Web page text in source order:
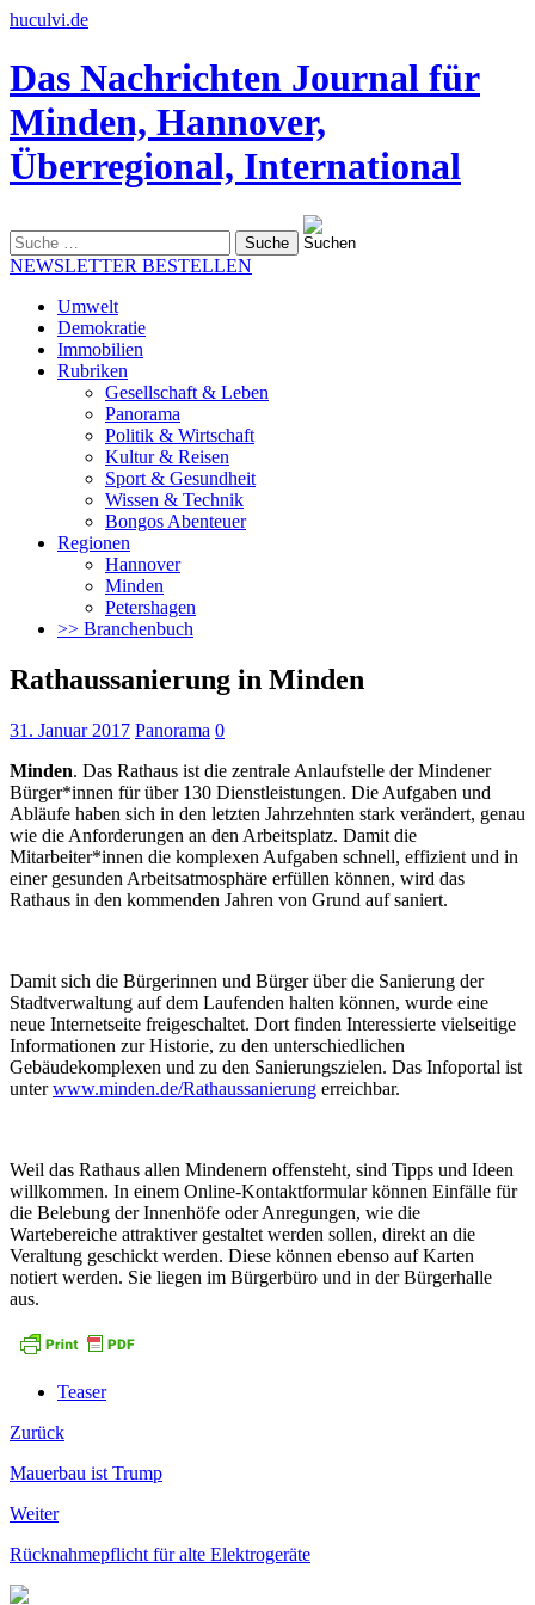
huculvi.de
Das Nachrichten Journal für
Minden, Hannover,
Überregional, International
nach:
NEWSLETTER BESTELLEN
Umwelt
Demokratie
Immobilien
Rubriken
Gesellschaft & Leben
Panorama
Politik & Wirtschaft
Kultur & Reisen
Sport & Gesundheit
Wissen & Technik
Bongos Abenteuer
Regionen
Hannover
Minden
Petershagen
>> Branchenbuch
Rathaussanierung in Minden
31. Januar 2017 Panorama 0
Minden. Das Rathaus ist die zentrale Anlaufstelle der Mindener
Bürger*innen für über 130 Dienstleistungen. Die Aufgaben und
Abläufe haben sich in den letzten Jahrzehnten stark verändert, genau
wie die Anforderungen an den Arbeitsplatz. Damit die
Mitarbeiter*innen die komplexen Aufgaben schnell, effizient und in
einer gesunden Arbeitsatmosphäre erfüllen können, wird das
Rathaus in den kommenden Jahren von Grund auf saniert.
Damit sich die Bürgerinnen und Bürger über die Sanierung der
Stadtverwaltung auf dem Laufenden halten können, wurde eine
neue Internetseite freigeschaltet. Dort finden Interessierte vielseitige
Informationen zur Historie, zu den unterschiedlichen
Gebäudekomplexen und zu den Sanierungszielen. Das Infoportal ist
unterwww.minden.de/Rathaussanierung erreichbar.
Weil das Rathaus allen Mindenern offensteht, sind Tipps und Ideen
willkommen. In einem Online-Kontaktformular können Einfälle für
die Belebung der Innenhöfe oder Anregungen, wie die
Wartebereiche attraktiver gestaltet werden sollen, direkt an die
Veraltung geschickt werden. Diese können ebenso auf Karten
notiert werden. Sie liegen im Bürgerbüro und in der Bürgerhalle
aus.
Teaser
Zurück
Mauerbau ist Trump
Weiter
Rücknahmepflicht für alte Elektrogeräte